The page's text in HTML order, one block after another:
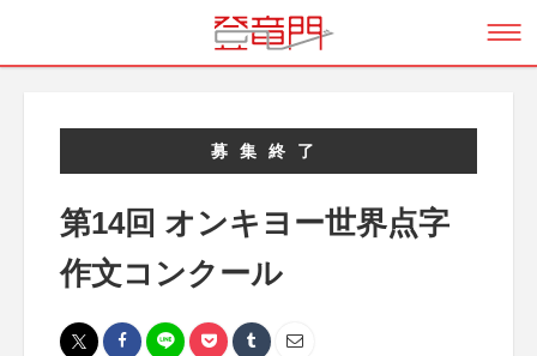
募集終了
第14回 オンキヨー世界点字
作文コンクール